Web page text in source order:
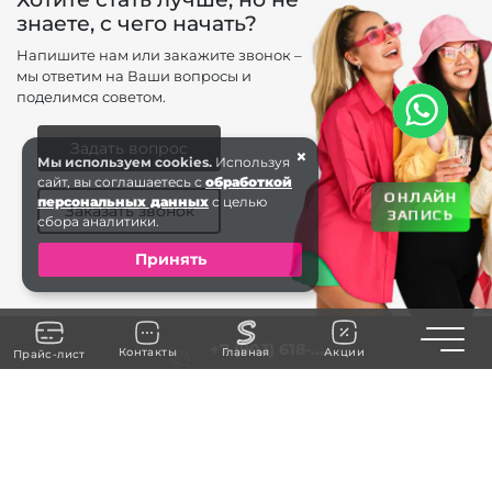
Прайс-лист Контакты Главная Акции
знаете, с чего начать?
Напишите нам или закажите звонок –
мы ответим на Ваши вопросы и
поделимся советом.
Задать вопрос
Заказать звонок
+7 (903) 618-...
×
Мы используем cookies. Используя
сайт, вы соглашаетесь с обработкой
персональных данных с целью
сбора аналитики.
Принять
ОНЛАЙН
ЗАПИСЬ